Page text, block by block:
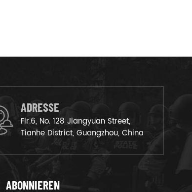
ADRESSE
Flr.6, No. 128 Jiangyuan Street,
Tianhe District, Guangzhou, China
ABONNIEREN